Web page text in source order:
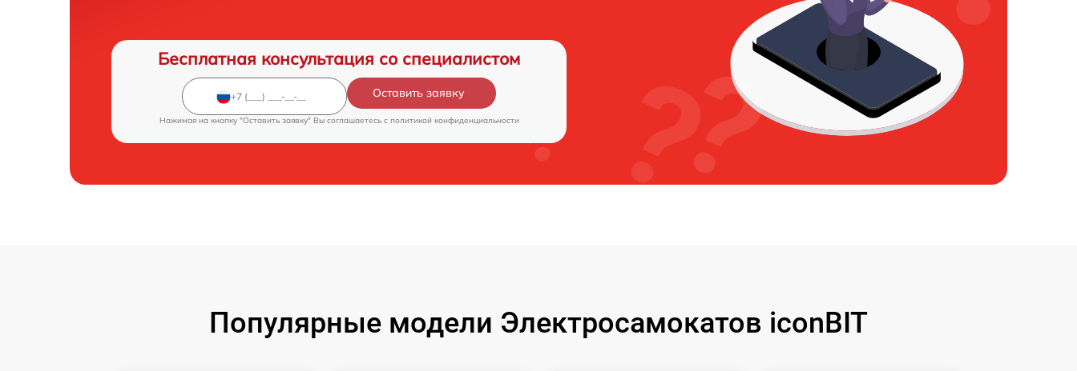
Бесплатная консультация со специалистом
Оставить заявку
Нажимая на кнопку "Оставить заявку" Вы соглашаетесь c политикой конфиденциальности
Популярные модели Электросамокатов iconBIT